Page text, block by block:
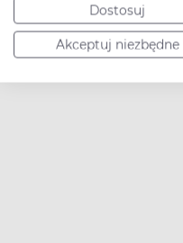
Dostosuj
Akceptuj niezbędne